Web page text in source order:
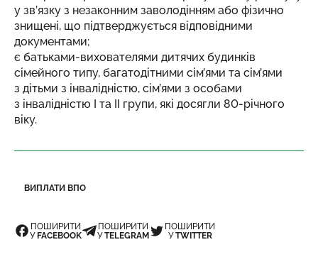
у зв’язку з незаконним заволодінням або фізично
знищені, що підтверджується відповідними
документами;
є батьками-вихователями дитячих будинків
сімейного типу, багатодітними сім’ями та сім’ями
з дітьми з інвалідністю, сім’ями з особами
з інвалідністю I та II групи, які досягли 80-річного
віку.
ВИПЛАТИ ВПО
ПОШИРИТИ
У FACEBOOK
ПОШИРИТИ
УTELEGRAM
ПОШИРИТИ
УTWITTER